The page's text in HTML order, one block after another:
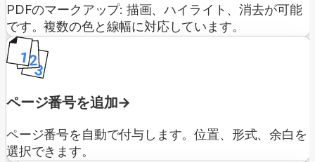
PDFのマークアップ: 描画、ハイライト、消去が可能
です。複数の色と線幅に対応しています。
ページ番号を追加
ページ番号を自動で付与します。位置、形式、余白を
選択できます。